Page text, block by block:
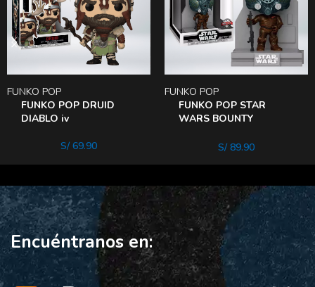
FUNKO POP DRUID
DIABLO iv
FUNKO POP
S/69.90
FUNKO POP STAR
WARS BOUNTY
FUNKO POP
S/89.90
Encuéntranos en: